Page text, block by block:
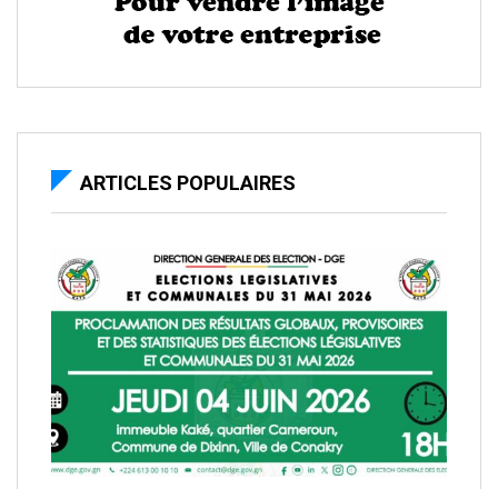
ARTICLES POPULAIRES